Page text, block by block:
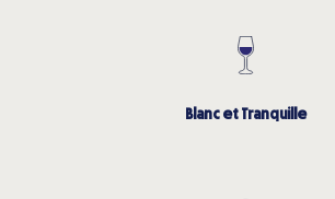
Blanc et Tranquille